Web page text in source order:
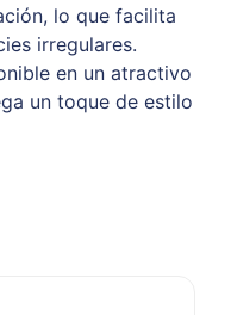
lo que facilita
irregulares.
en un atractivo
un toque de estilo